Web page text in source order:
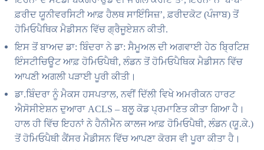
ਫ਼ਰੀਦ ਯੂਨੀਵਰਸਿਟੀ ਆਫ਼ ਹੈਲਥ ਸਾਇੰਸਿਜ਼’, ਫ਼ਰੀਦਕੋਟ (ਪੰਜਾਬ) ਤੋਂ
ਹੋਮਿਓਪੈਥਿਕ ਮੈਡੀਸਨ ਵਿੱਚ ਗ੍ਰੈਜੂਏਸ਼ਨ ਕੀਤੀ.
ਇਸ ਤੋਂ ਬਾਅਦ ਡਾ: ਬਿੰਦਰਾ ਨੇ ਡਾ: ਸੈਮੂਅਲ ਦੀ ਅਗਵਾਈ ਹੇਠ ਬ੍ਰਿਟਿਸ਼
ਇੰਸਟੀਚਿਊਟ ਆਫ਼ ਹੋਮਿਓਪੈਥੀ, ਲੰਡਨ ਤੋਂ ਹੋਮਿਓਪੈਥਿਕ ਮੈਡੀਸਨ ਵਿੱਚ
ਆਪਣੀ ਅਗਲੀ ਪੜਾਈ ਪੂਰੀ ਕੀਤੀ।
ਡਾ.ਬਿੰਦਰਾ ਨੂੰ ਮੈਕਸ ਹਸਪਤਾਲ, ਨਵੀਂ ਦਿੱਲੀ ਵਿਖੇ ਅਮਰੀਕਨ ਹਾਰਟ
ਐਸੋਸੀਏਸ਼ਨ ਦੁਆਰਾ ACLS – ਬਲੂ ਕੋਡ ਪ੍ਰਮਾਣਿਤ ਕੀਤਾ ਗਿਆ ਹੈ।
ਹਾਲ ਹੀ ਵਿੱਚ ਇਹਨਾਂ ਨੇ ਹੈਨੀਮੈਨ ਕਾਲਜ ਆਫ਼ ਹੋਮਿਓਪੈਥੀ, ਲੰਡਨ (ਯੂ.ਕੇ.)
ਤੋਂ ਹੋਮਿਓਪੈਥੀ ਕੈਂਸਰ ਮੈਡੀਸਨ ਵਿੱਚ ਆਪਣਾ ਕੋਰਸ ਵੀ ਪੂਰਾ ਕੀਤਾ ਹੈ।